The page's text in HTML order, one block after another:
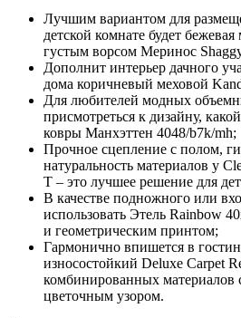
Лучшим вариантом для
детской комнате будет
густым ворсом Меринос
Дополнит интерьер дачного
дома коричневый меховой
Для любителей модных
присмотреться к дизайну,
ковры Манхэттен 4048/b7k/mh;
Прочное сцепление с полом,
натуральность материалов у
T – это лучшее решение для
В качестве подножного или
использовать Этель Rainbow
и геометрическим принтом;
Гармонично впишется в
износостойкий Deluxe Carpet
комбинированных материалов
цветочным узором.